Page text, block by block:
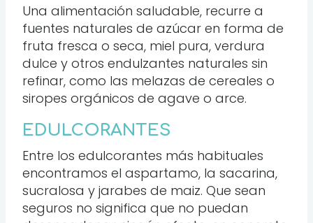
Una alimentación saludable, recurre a
fuentes naturales de azúcar en forma de
fruta fresca o seca, miel pura, verdura
dulce y otros endulzantes naturales sin
refinar, como las melazas de cereales o
siropes orgánicos de agave o arce.
EDULCORANTES
Entre los edulcorantes más habituales
encontramos el aspartamo, la sacarina,
sucralosa y jarabes de maiz. Que sean
seguros no significa que no puedan